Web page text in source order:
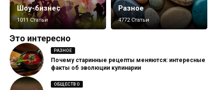
Шоу-бизнес
1011 Статьи
Разное
4772 Статьи
Это интересно
РАЗНОЕ
Почему старинные рецепты меняются: интересные
факты об эволюции кулинарии
ОБЩЕСТВО